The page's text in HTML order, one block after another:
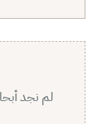
لم نجد